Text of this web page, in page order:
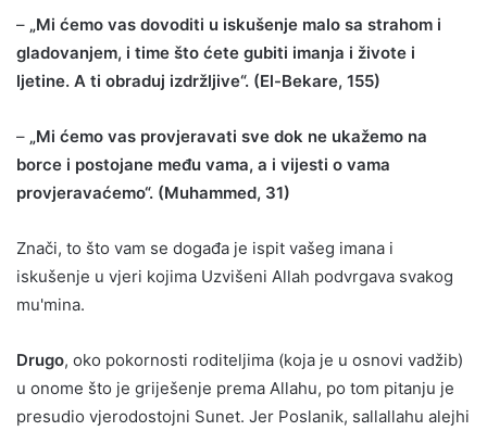
– „Mi ćemo vas dovoditi u iskušenje malo sa strahom i
gladovanjem, i time što ćete gubiti imanja i živote i
ljetine. A ti obraduj izdržljive“. (El-Bekare, 155)
– „Mi ćemo vas provjeravati sve dok ne ukažemo na
borce i postojane među vama, a i vijesti o vama
provjeravaćemo“. (Muhammed, 31)
Znači, to što vam se događa je ispit vašeg imana i
iskušenje u vjeri kojima Uzvišeni Allah podvrgava svakog
mu'mina.
Drugo, oko pokornosti roditeljima (koja je u osnovi vadžib)
u onome što je griješenje prema Allahu, po tom pitanju je
presudio vjerodostojni Sunet. Jer Poslanik, sallallahu alejhi